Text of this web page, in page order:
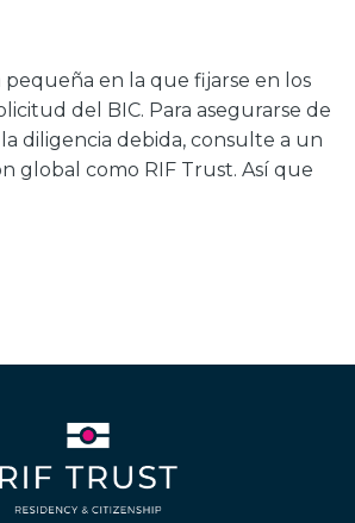
en la que fijarse en los
del BIC. Para asegurarse de
diligencia debida, consulte a un
global como RIF Trust. Así que